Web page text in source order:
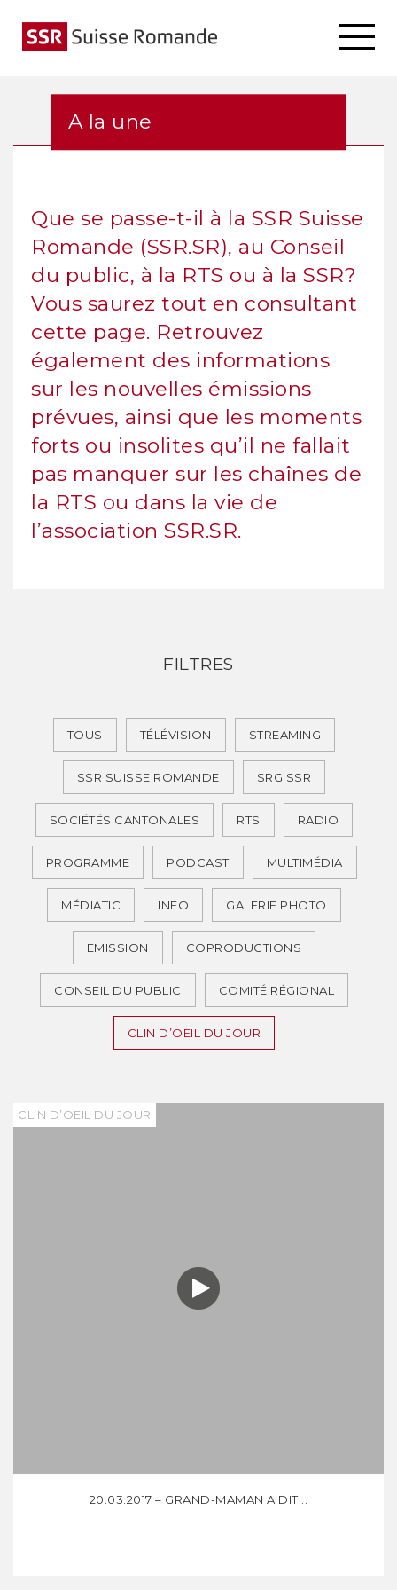
A la une
Que se passe-t-il à la SSR Suisse
Romande (SSR.SR), au Conseil
du public, à la RTS ou à la SSR?
Vous saurez tout en consultant
cette page. Retrouvez
également des informations
sur les nouvelles émissions
prévues, ainsi que les moments
forts ou insolites qu’il ne fallait
pas manquer sur les chaînes de
la RTS ou dans la vie de
l’association SSR.SR.
FILTRES
TOUS TÉLÉVISION STREAMING
SSR SUISSE ROMANDE SRG SSR
SOCIÉTÉS CANTONALES RTS RADIO
PROGRAMME PODCAST MULTIMÉDIA
MÉDIATIC INFO GALERIE PHOTO
EMISSION COPRODUCTIONS
CONSEIL DU PUBLIC COMITÉ RÉGIONAL
CLIN D’OEIL DU JOUR
CLIN D’OEIL DU JOUR
20.03.2017 – GRAND-MAMAN A DIT...